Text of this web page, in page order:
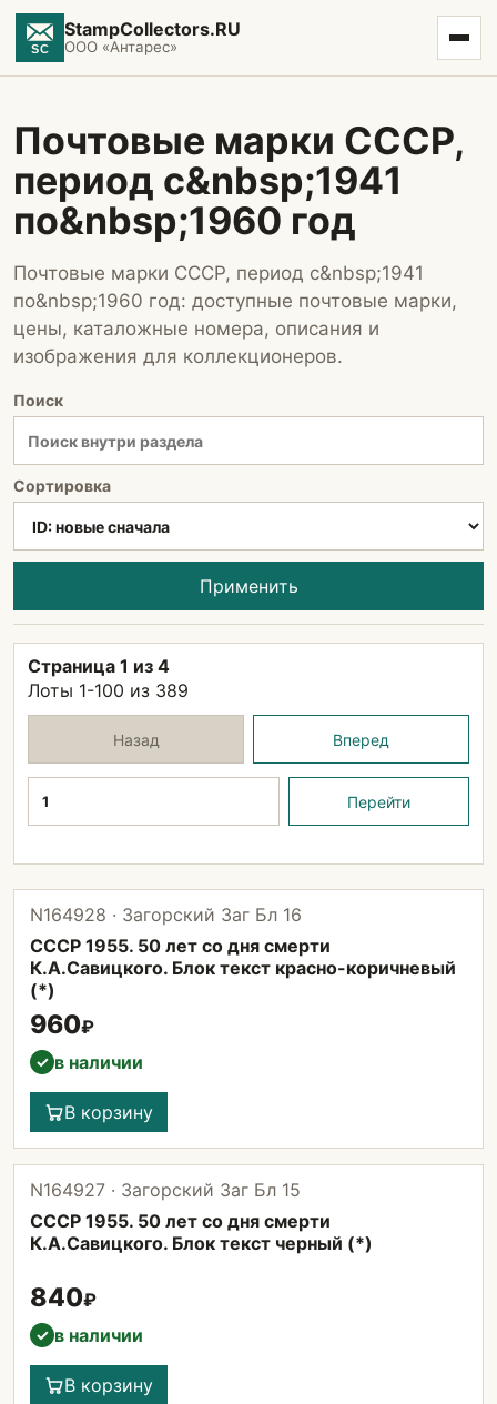
StampCollectors.RU
ООО «Антарес»
Почтовые марки СССР,
период с&nbsp;1941
по&nbsp;1960 год
Почтовые марки СССР, период с&nbsp;1941
по&nbsp;1960 год: доступные почтовые марки,
цены, каталожные номера, описания и
изображения для коллекционеров.
Поиск
Сортировка
Применить
Страница 1 из 4
Лоты 1-100 из 389
Назад Вперед
Перейти
N164928 · Загорский Заг Бл 16
СССР 1955. 50 лет со дня смерти
К.А.Савицкого. Блок текст красно-коричневый
(*)
960₽
✓ в наличии
В корзину
N164927 · Загорский Заг Бл 15
СССР 1955. 50 лет со дня смерти
К.А.Савицкого. Блок текст черный (*)
840₽
✓ в наличии
В корзину